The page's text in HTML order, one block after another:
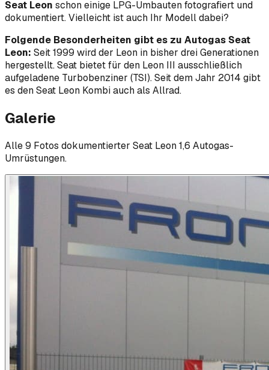
Seat Leon schon einige LPG-Umbauten fotografiert und
dokumentiert. Vielleicht ist auch Ihr Modell dabei?
Folgende Besonderheiten gibt es zu Autogas Seat
Leon: Seit 1999 wird der Leon in bisher drei Generationen
hergestellt. Seat bietet für den Leon III ausschließlich
aufgeladene Turbobenziner (TSI). Seit dem Jahr 2014 gibt
es den Seat Leon Kombi auch als Allrad.
Galerie
Alle9 Fotos dokumentierter Seat Leon 1,6 Autogas-
Umrüstungen.